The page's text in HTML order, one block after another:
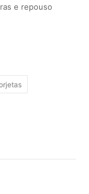
e repouso